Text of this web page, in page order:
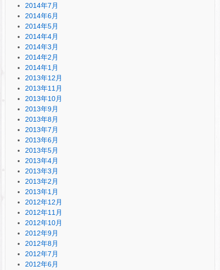
2014年7月
2014年6月
2014年5月
2014年4月
2014年3月
2014年2月
2014年1月
2013年12月
2013年11月
2013年10月
2013年9月
2013年8月
2013年7月
2013年6月
2013年5月
2013年4月
2013年3月
2013年2月
2013年1月
2012年12月
2012年11月
2012年10月
2012年9月
2012年8月
2012年7月
2012年6月